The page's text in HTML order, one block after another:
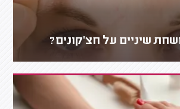
שיניים על חצ'קונים?